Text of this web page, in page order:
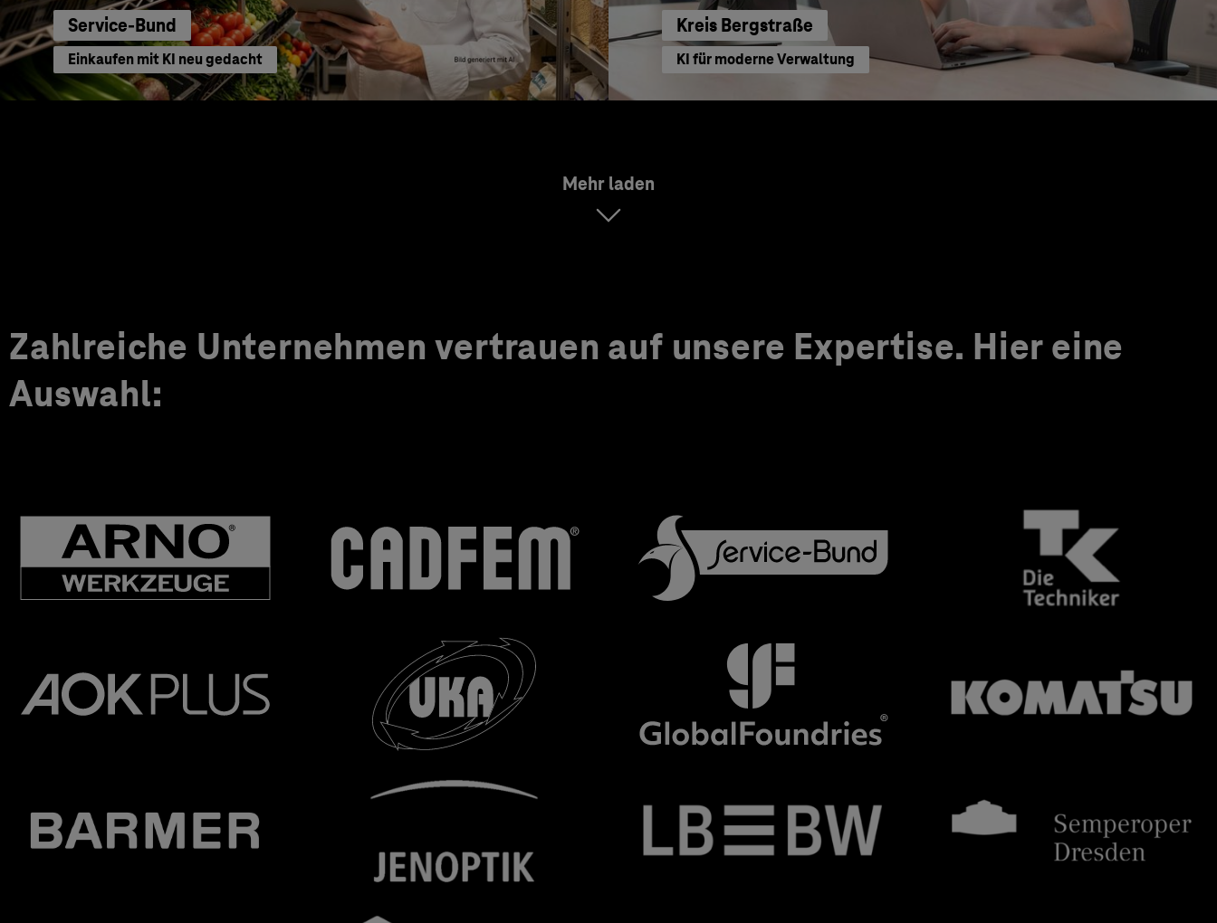
Service-Bund
Einkaufen mit KI neu gedacht
Kreis Bergstraße
KI für moderne Verwaltung
Mehr laden
Zahlreiche Unternehmen vertrauen auf unsere Expertise. Hier eine
Auswahl: